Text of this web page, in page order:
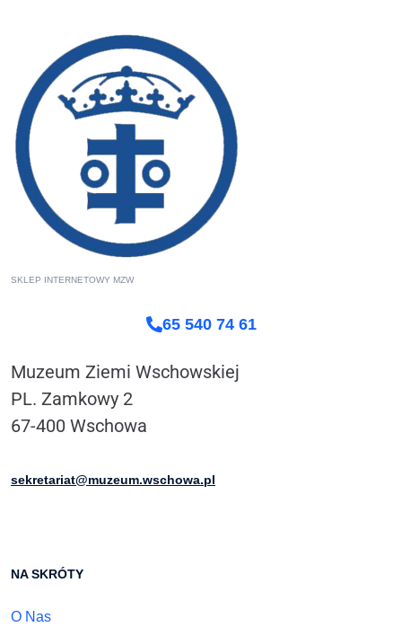
SKLEP INTERNETOWY MZW
65 540 74 61
Muzeum Ziemi Wschowskiej
PL. Zamkowy 2
67-400 Wschowa
sekretariat@muzeum.wschowa.pl
NA SKRÓTY
O Nas